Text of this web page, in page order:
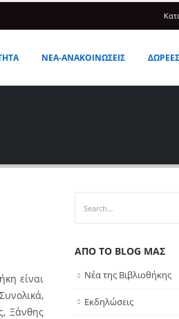
ΝΕΑ-ΑΝΑΚΟΙΝΩΣΕΙΣ
είναι
Ξάνθης
ΑΠΟ ΤΟ BLOG ΜΑΣ
Νέα της Βιβλιοθήκης
Εκδηλώσεις